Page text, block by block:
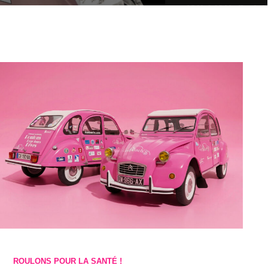
ROULONS POUR LA SANTÉ !